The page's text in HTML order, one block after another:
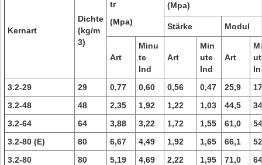
Kernart
Dichte
(kg/m
3)
tr
(Mpa)
(Mpa)
Stärke Modul
Art
Minu
te
Ind
Art
Min
ute
Ind
Art
3.2-29
29 0,77 0,60 0,56 0,47 25,9
3.2-48
48 2,35 1,92 1,22 1,03 44,5
3.2-64
64 3,88 3,22 1,72 1,55 61,0
3.2-80 (E)
80 6,67 4,49 1,92 1,65 66,1
3.2-80
80 5,19 4,69 2,22 1,95 71,0